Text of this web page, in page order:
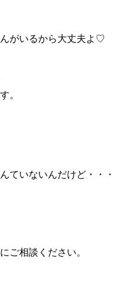
がいるから大丈夫よ♡
。
ていないんだけど・・・
ご相談ください。